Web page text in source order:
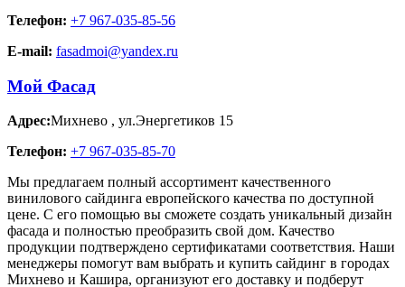
Телефон: +7 967-035-85-56
E-mail: fasadmoi@yandex.ru
Мой Фасад
Адрес:Михнево , ул.Энергетиков 15
Телефон: +7 967-035-85-70
Мы предлагаем полный ассортимент качественного
винилового сайдинга европейского качества по доступной
цене. С его помощью вы сможете создать уникальный дизайн
фасада и полностью преобразить свой дом. Качество
продукции подтверждено сертификатами соответствия. Наши
менеджеры помогут вам выбрать и купить сайдинг в городах
Михнево и Кашира, организуют его доставку и подберут